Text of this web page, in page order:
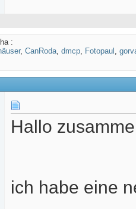
:
, CanRoda, dmcp, Fotopaul ,
Hallo
ich habe eine